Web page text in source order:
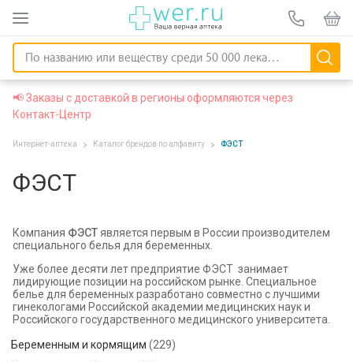
📢 Заказы с доставкой в регионы оформляются через
Контакт-Центр
Интернет-аптека Каталог брендов по алфавиту ФЭСТ
ФЭСТ
Компания ФЭСТявляется первым в России производителем
специального белья для беременных.
Уже более десяти лет предприятие ФЭСТ занимает
лидирующие позиции на российском рынке. Специальное
белье для беременных разработано совместно с лучшими
гинекологами Российской академии медицинских наук и
Российского государственного медицинского университета.
Беременным и кормящим (229)